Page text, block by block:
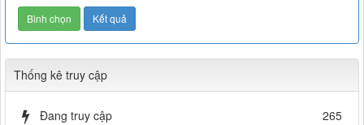
Thống kê truy cập
Đang truy cập
265